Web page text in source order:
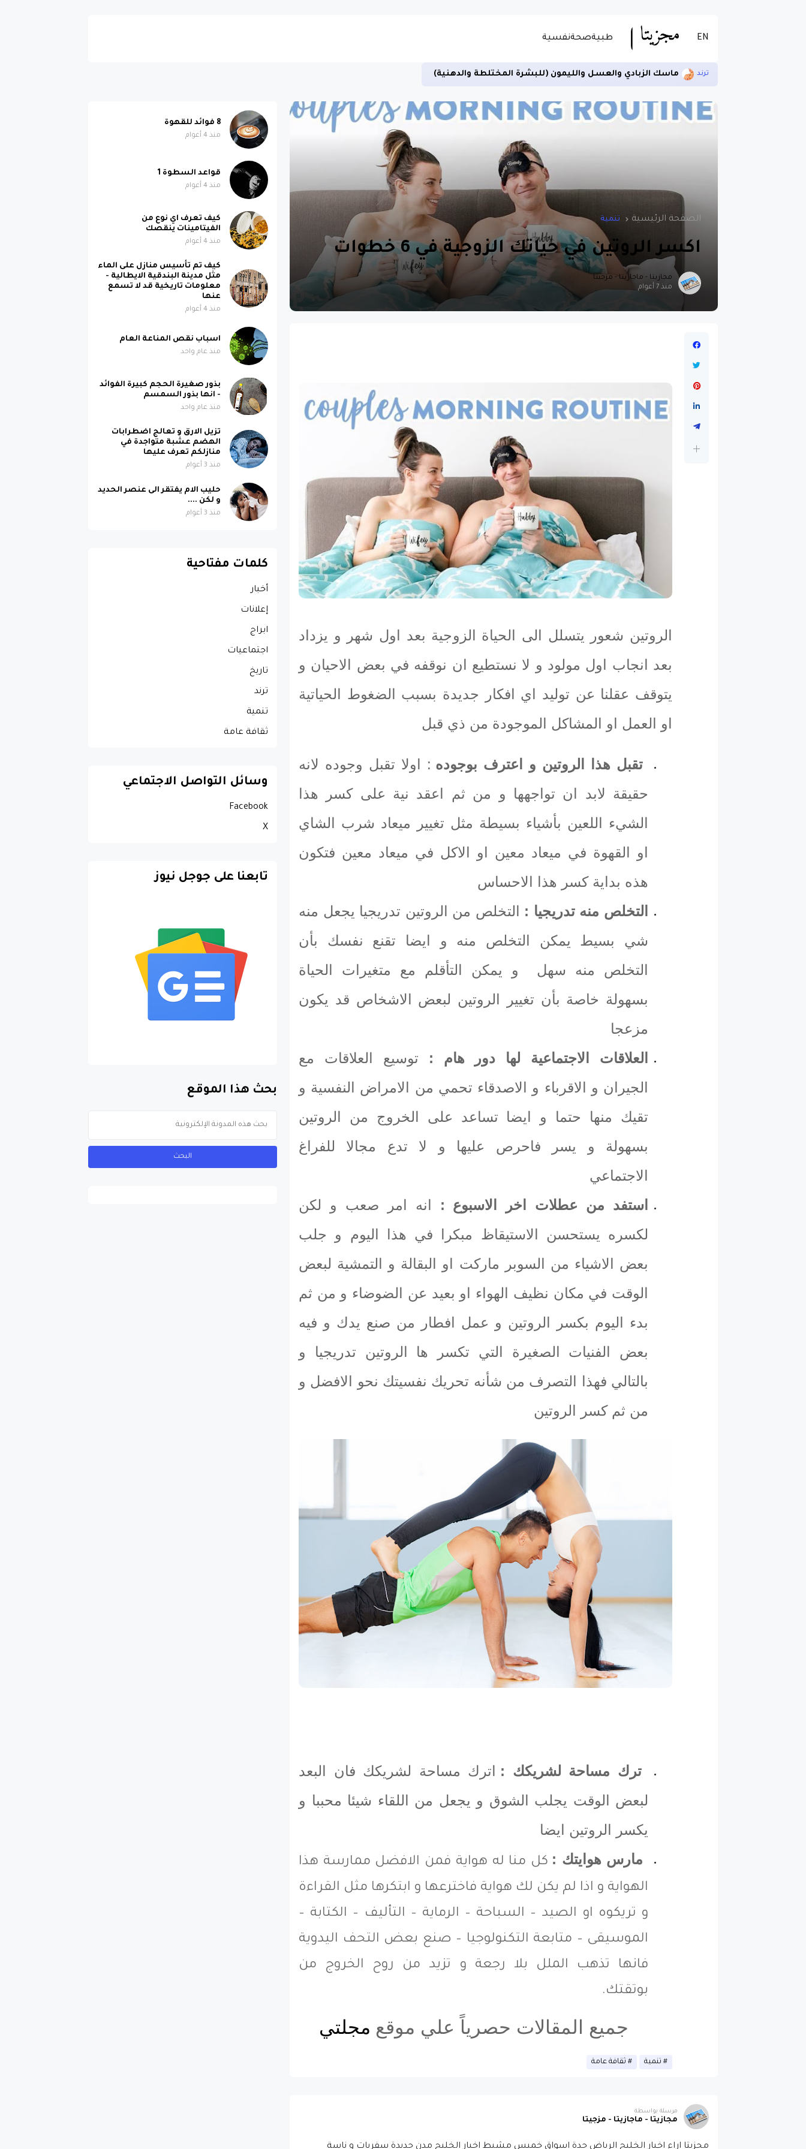
EN طبيةصحةنفسية
ترند ماسك الزبادي والعسل والليمون (للبشرة المختلطة والدهنية)
الصفحة الرئيسية تنمية
اكسر الروتين في حياتك الزوجية في 6 خطوات
مجازيتا - ماجازيتا - مزجيتا
منذ 7 أعوام
الروتين شعور يتسلل الى الحياة الزوجية بعد اول شهر و يزداد
بعد انجاب اول مولود و لا نستطيع ان نوقفه في بعض الاحيان و
يتوقف عقلنا عن توليد اي افكار جديدة بسبب الضغوط الحياتية
او العمل او المشاكل الموجودة من ذي قبل
تقبل هذا الروتين و اعترف بوجوده : اولا تقبل وجوده لانه
حقيقة لابد ان تواجهها و من ثم اعقد نية على كسر هذا
الشيء اللعين بأشياء بسيطة مثل تغيير ميعاد شرب الشاي
او القهوة في ميعاد معين او الاكل في ميعاد معين فتكون
هذه بداية كسر هذا الاحساس
التخلص منه تدريجيا : التخلص من الروتين تدريجيا يجعل منه
شي بسيط يمكن التخلص منه و ايضا تقنع نفسك بأن
التخلص منه سهل و يمكن التأقلم مع متغيرات الحياة
بسهولة خاصة بأن تغيير الروتين لبعض الاشخاص قد يكون
مزعجا
العلاقات الاجتماعية لها دور هام : توسيع العلاقات مع
الجيران و الاقرباء و الاصدقاء تحمي من الامراض النفسية و
تقيك منها حتما و ايضا تساعد على الخروج من الروتين
بسهولة و يسر فاحرص عليها و لا تدع مجالا للفراغ
الاجتماعي
استفد من عطلات اخر الاسبوع : انه امر صعب و لكن
لكسره يستحسن الاستيقاظ مبكرا في هذا اليوم و جلب
بعض الاشياء من السوبر ماركت او البقالة و التمشية لبعض
الوقت في مكان نظيف الهواء او بعيد عن الضوضاء و من ثم
بدء اليوم بكسر الروتين و عمل افطار من صنع يدك و فيه
بعض الفنيات الصغيرة التي تكسر ها الروتين تدريجيا و
بالتالي فهذا التصرف من شأنه تحريك نفسيتك نحو الافضل و
من ثم كسر الروتين
ترك مساحة لشريكك : اترك مساحة لشريكك فان البعد
لبعض الوقت يجلب الشوق و يجعل من اللقاء شيئا محببا و
يكسر الروتين ايضا
مارس هوايتك : كل منا له هواية فمن الافضل ممارسة هذا
الهواية و اذا لم يكن لك هواية فاخترعها و ابتكرها مثل القراءة
و تريكوه او الصيد – السباحة – الرماية – التأليف – الكتابة –
الموسيقى – متابعة التكنولوجيا – صنع بعض التحف اليدوية
فانها تذهب الملل بلا رجعة و تزيد من روح الخروج من
بوتقتك.
جميع المقالات حصرياً علي موقع مجلتي
تنمية ثقافة عامة
مرسلة بواسطة
مجازيتا - ماجازيتا - مزجيتا
مجزيتا اراء اخبار الخليج الرياض جدة اسواق خميس مشيط اخبار الخليج مدن جديدة سفريات و ناسة
8 فوائد للقهوة
منذ 4 أعوام
قواعد السطوة 1
منذ 4 أعوام
كيف تعرف اي نوع من
الفيتامينات ينقصك
منذ 4 أعوام
كيف تم تأسيس منازل على الماء
مثل مدينة البندقية الايطالية -
معلومات تاريخية قد لا تسمع
عنها
منذ 4 أعوام
اسباب نقص المناعة العام
منذ عام واحد
بذور صغيرة الحجم كبيرة الفوائد
- انها بذور السمسم
منذ عام واحد
تزيل الارق و تعالج اضطرابات
الهضم عشبة متواجدة في
منازلكم تعرف عليها
منذ 3 أعوام
حليب الام يفتقر الى عنصر الحديد
و لكن ....
منذ 3 أعوام
كلمات مفتاحية
أخبار
إعلانات
ابراج
اجتماعيات
تاريخ
ترند
تنمية
ثقافة عامة
وسائل التواصل الاجتماعي
Facebook
X
تابعنا على جوجل نيوز
بحث هذا الموقع